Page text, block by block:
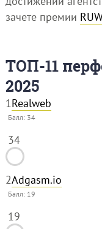
зачете премии
ТОП-11
2025
1Realweb
Балл: 34
34
2Adgasm.io
Балл: 19
19